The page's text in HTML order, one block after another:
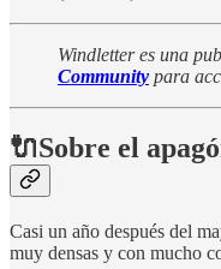
Windletter es una
Community para
🔌Sobre el
Casi un año después del
muy densas y con mucho